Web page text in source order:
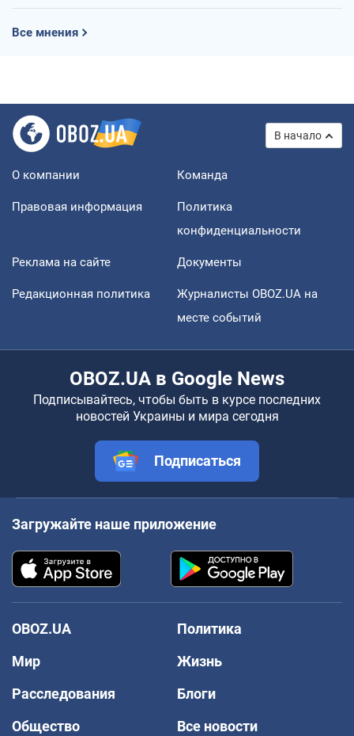
Все мнения
В начало
О компании Команда
Правовая информация
Политика
конфиденциальности
Реклама на сайте Документы
Редакционная политика
Журналисты OBOZ.UA на
месте событий
OBOZ.UA в Google News
Подписывайтесь, чтобы быть в курсе последних
новостей Украины и мира сегодня
Подписаться
Загружайте наше приложение
OBOZ.UA
Политика
Мир
Жизнь
Расследования
Блоги
Общество
Все новости